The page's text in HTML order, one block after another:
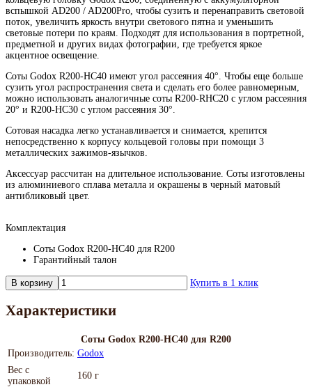
вспышкой AD200 / AD200Pro, чтобы сузить и перенаправить световой
поток, увеличить яркость внутри светового пятна и уменьшить
световые потери по краям. Подходят для использования в портретной,
предметной и других видах фотографии, где требуется яркое
акцентное освещение.
Соты Godox R200-HC40 имеют угол рассеяния 40°. Чтобы еще больше
сузить угол распространения света и сделать его более равномерным,
можно использовать аналогичные соты R200-RHC20 с углом рассеяния
20° и R200-HC30 с углом рассеяния 30°.
Сотовая насадка легко устанавливается и снимается, крепится
непосредственно к корпусу кольцевой головы при помощи 3
металлических зажимов-язычков.
Аксессуар рассчитан на длительное использование. Соты изготовлены
из алюминиевого сплава металла и окрашены в черный матовый
антибликовый цвет.
Комплектация
Соты Godox R200-HC40 для R200
Гарантийный талон
В корзину Купить в 1 клик
Характеристики
Соты Godox R200-HC40 для R200
Производитель: Godox
Вес с
упаковкой
160 г